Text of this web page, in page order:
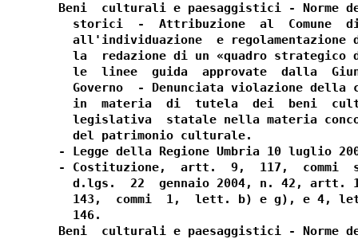
Beni  culturali e paesaggistici - Norme
storici  -  Attribuzione  al  Comune
all'individuazione  e regolamentazione
la  redazione di un «quadro strategico
le  linee  guida  approvate  dalla
Governo  - Denunciata violazione della
in  materia  di  tutela  dei  beni
legislativa  statale nella materia
  del patrimonio culturale.
- Legge della Regione Umbria 10 luglio
- Costituzione,  artt.  9,  117,  commi
d.lgs.  22  gennaio 2004, n. 42, artt.
143,  commi  1,  lett. b) e g), e 4,
  146.
Beni  culturali e paesaggistici - Norme